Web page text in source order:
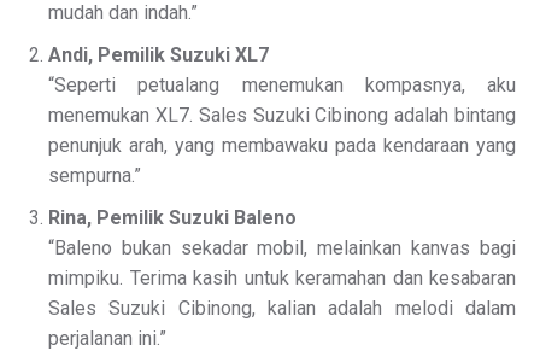
mudah dan indah.”
Andi, Pemilik Suzuki XL7
“Seperti petualang menemukan kompasnya, aku
menemukan XL7. Sales Suzuki Cibinong adalah bintang
penunjuk arah, yang membawaku pada kendaraan yang
sempurna.”
Rina, Pemilik Suzuki Baleno
“Baleno bukan sekadar mobil, melainkan kanvas bagi
mimpiku. Terima kasih untuk keramahan dan kesabaran
Sales Suzuki Cibinong, kalian adalah melodi dalam
perjalanan ini.”